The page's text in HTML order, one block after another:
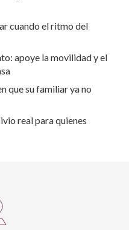
cuando el ritmo del
apoye la movilidad y el
que su familiar ya no
real para quienes